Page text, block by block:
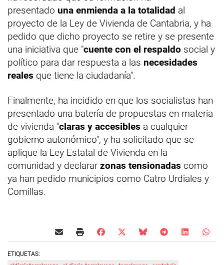
presentado una enmienda a la totalidad al
proyecto de la Ley de Vivienda de Cantabria, y ha
pedido que dicho proyecto se retire y se presente
una iniciativa que "cuente con el respaldo social y
político para dar respuesta a las necesidades
reales que tiene la ciudadanía".
Finalmente, ha incidido en que los socialistas han
presentado una batería de propuestas en materia
de vivienda "claras y accesibles a cualquier
gobierno autonómico", y ha solicitado que se
aplique la Ley Estatal de Vivienda en la
comunidad y declarar zonas tensionadas como
ya han pedido municipios como Catro Urdiales y
Comillas.
ETIQUETAS: